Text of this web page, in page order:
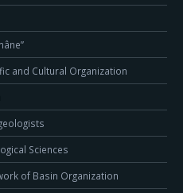
and Cultural Organization
Sciences
of Basin Organization